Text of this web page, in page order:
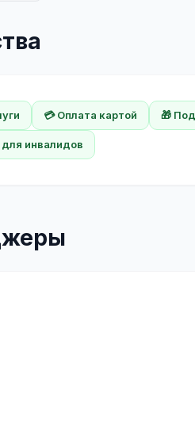
💳 Оплата картой 🎁
для инвалидов